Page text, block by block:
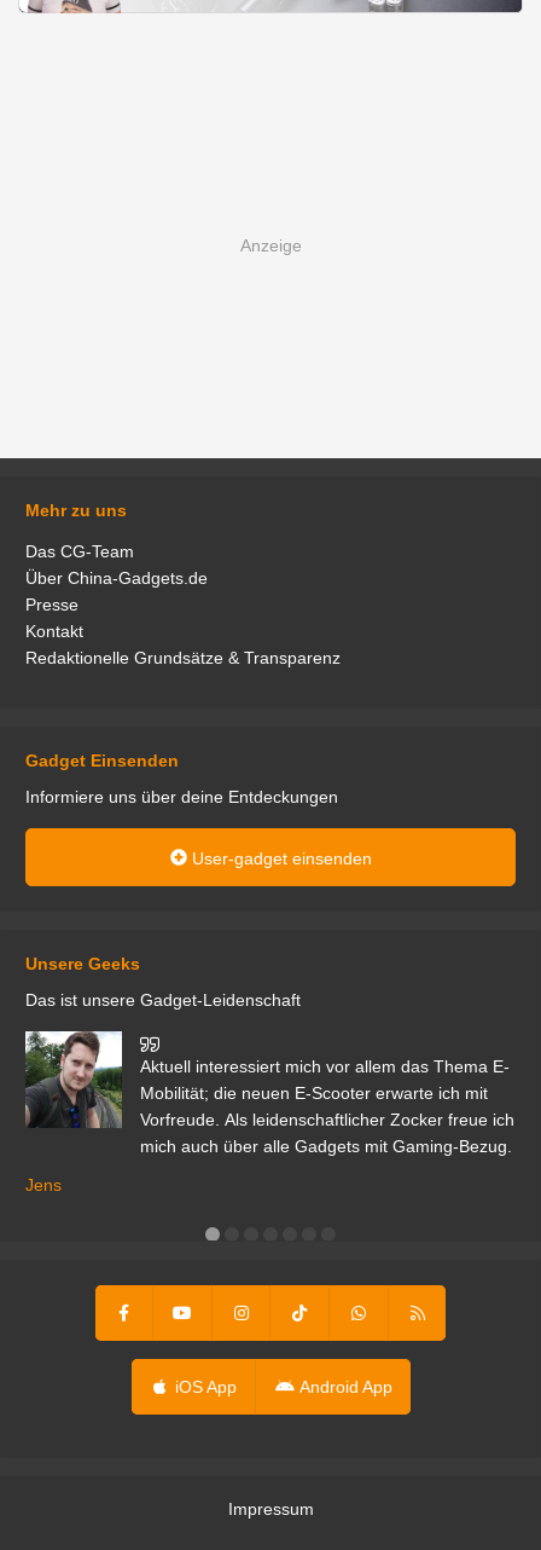
Mehr zu uns
Das CG-Team
Über China-Gadgets.de
Presse
Kontakt
Redaktionelle Grundsätze & Transparenz
Gadget Einsenden
Informiere uns über deine Entdeckungen
User-gadget einsenden
Unsere Geeks
Das ist unsere Gadget-Leidenschaft
Aktuell interessiert mich vor allem das Thema E-
Mobilität; die neuen E-Scooter erwarte ich mit
Vorfreude. Als leidenschaftlicher Zocker freue ich
mich auch über alle Gadgets mit Gaming-Bezug.
Jens
iOS App Android App
Impressum